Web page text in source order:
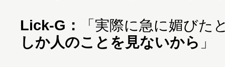
Lick-G：
「実際に急に媚びた
しか人のことを見ないから 」